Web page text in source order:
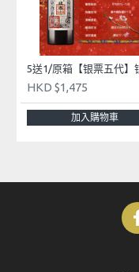
粉紅胡椒的辛辣氣
口感：酒體結構飽
橘和熱帶水果的清
膩。
飲用建議：建議在
HKD $1,475
加入購物車